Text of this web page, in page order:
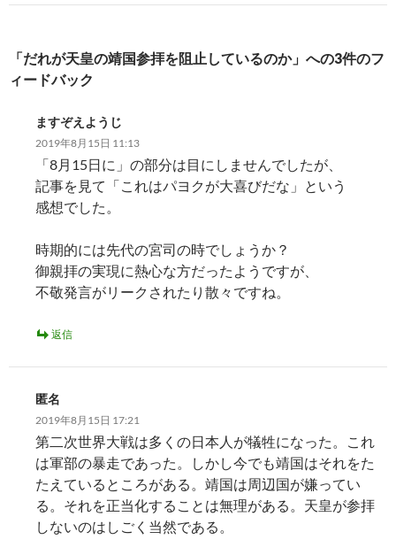
ゲ
ー
シ
「だれが天皇の靖国参拝を阻止しているのか」への3件のフ
ィードバック
ますぞえようじ
2019年8月15日 11:13
「8月15日に」の部分は目にしませんでしたが、
記事を見て「これはパヨクが大喜びだな」という
感想でした。
時期的には先代の宮司の時でしょうか？
御親拝の実現に熱心な方だったようですが、
不敬発言がリークされたり散々ですね。
返信
匿名
2019年8月15日 17:21
第二次世界大戦は多くの日本人が犠牲になった。これ
は軍部の暴走であった。しかし今でも靖国はそれをた
たえているところがある。靖国は周辺国が嫌ってい
る。それを正当化することは無理がある。天皇が参拝
しないのはしごく当然である。